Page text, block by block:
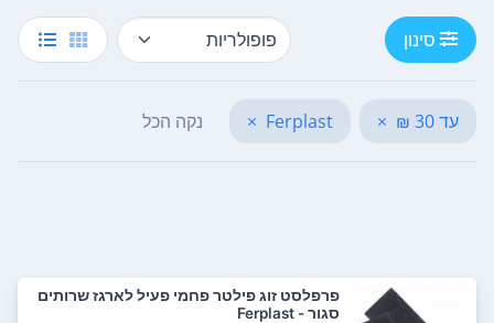
סינון
עד 30 ₪ ×
Ferplast
× נקה הכל
פרפלסט זוג פילטר פחמי פעיל לארגז שרותים
סגור - Ferplast